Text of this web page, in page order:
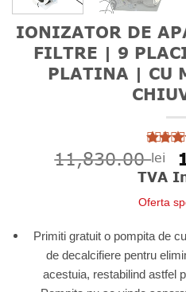
IONIZATOR DE
FILTRE | 9
PLATINA | CU
5 din
baza
evaluări
11,830.00lei
TVA
Oferta
Primiti gratuit o pompita de
de decalcifiere pentru
acestuia, restabilind astfel